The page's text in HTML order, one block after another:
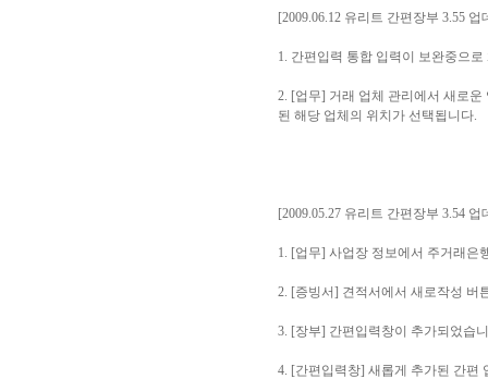
[2009.06.12 유리트 간편장부 3.55 업
1. 간편입력 통합 입력이 보완중으
2. [업무] 거래 업체 관리에서 새로
된 해당 업체의 위치가 선택됩니다.
[2009.05.27 유리트 간편장부 3.54 업
1. [업무] 사업장 정보에서 주거래은
2. [증빙서] 견적서에서 새로작성 버
3. [장부] 간편입력창이 추가되었습
4. [간편입력창] 새롭게 추가된 간편